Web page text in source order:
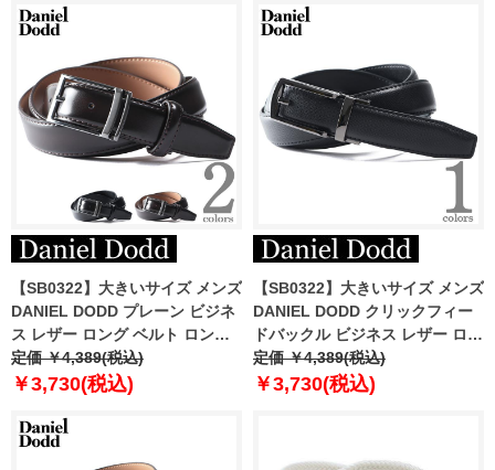
【SB0322】大きいサイズ メンズ
DANIEL DODD プレーン ビジネ
ス レザー ロング ベルト ロング
サイズ azbl-249004
定価 ￥4,389(税込)
￥3,730(税込)
【SB0322】大きいサイズ メンズ
DANIEL DODD クリックフィー
ドバックル ビジネス レザー ロン
グ ベルト ロングサイズ azbl-
249005
定価 ￥4,389(税込)
￥3,730(税込)